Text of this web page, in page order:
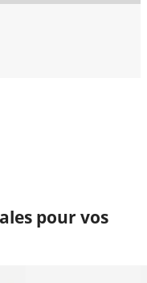
pour vos